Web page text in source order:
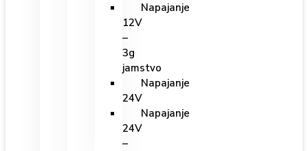
Napajanje
12V
–
3g
jamstvo
Napajanje
24V
Napajanje
24V
–